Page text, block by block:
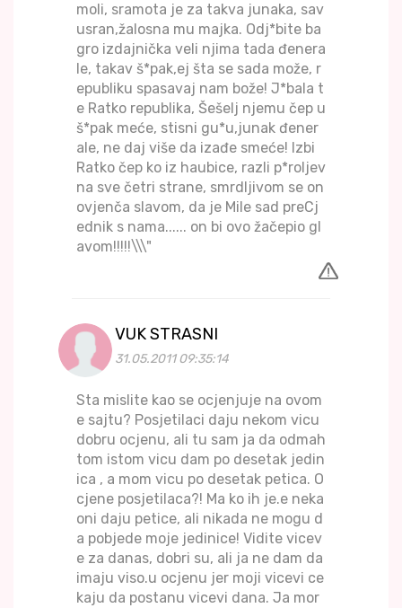
moli, sramota je za takva junaka, sav
usran,žalosna mu majka. Odj*bite ba
gro izdajnička veli njima tada đenera
le, takav š*pak,ej šta se sada može, r
epubliku spasavaj nam bože! J*bala t
e Ratko republika, Šešelj njemu čep u
š*pak meće, stisni gu*u,junak đener
ale, ne daj više da izađe smeće! Izbi
Ratko čep ko iz haubice, razli p*roljev
na sve četri strane, smrdljivom se on
ovjenča slavom, da je Mile sad preCj
ednik s nama...... on bi ovo žačepio gl
avom!!!!!\\\"
VUK STRASNI
31.05.2011 09:35:14
Sta mislite kao se ocjenjuje na ovom
e sajtu? Posjetilaci daju nekom vicu
dobru ocjenu, ali tu sam ja da odmah
tom istom vicu dam po desetak jedin
ica , a mom vicu po desetak petica. O
cjene posjetilaca?! Ma ko ih je.e neka
oni daju petice, ali nikada ne mogu d
a pobjede moje jedinice! Vidite vicev
e za danas, dobri su, ali ja ne dam da
imaju viso.u ocjenu jer moji vicevi ce
kaju da postanu vicevi dana. Ja mor